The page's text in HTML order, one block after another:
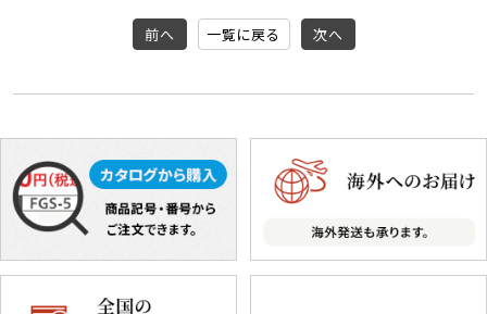
前へ 一覧に戻る 次へ